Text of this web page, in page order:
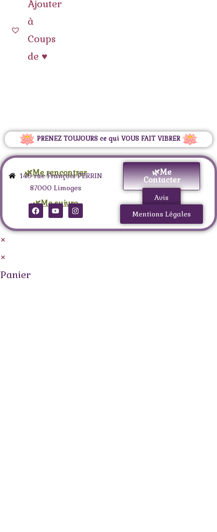
Ajouter
à
Coups
de ♥
PRENEZ TOUJOURS ce qui VOUS FAIT VIBRER
🌿Me rencontrer
140 rue François PERRIN
87000 Limoges
🌿Me
Contacter
🌿Me suivre
Avis
Mentions Légales
×
×
Panier